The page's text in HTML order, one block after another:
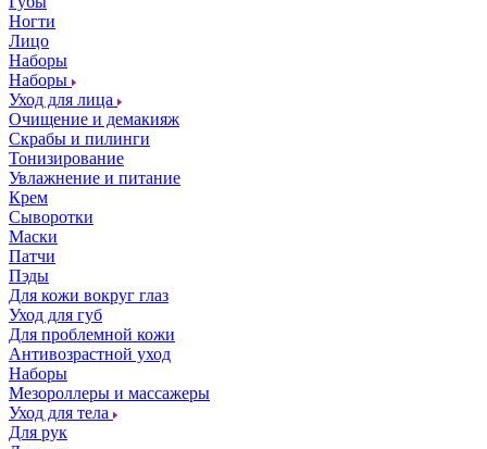
Ногти
Лицо
Наборы
Наборы
Уход для лица
Очищение и демакияж
Скрабы и пилинги
Тонизирование
Увлажнение и питание
Крем
Сыворотки
Маски
Патчи
Пэды
Для кожи вокруг глаз
Уход для губ
Для проблемной кожи
Антивозрастной уход
Наборы
Мезороллеры и массажеры
Уход для тела
Для рук